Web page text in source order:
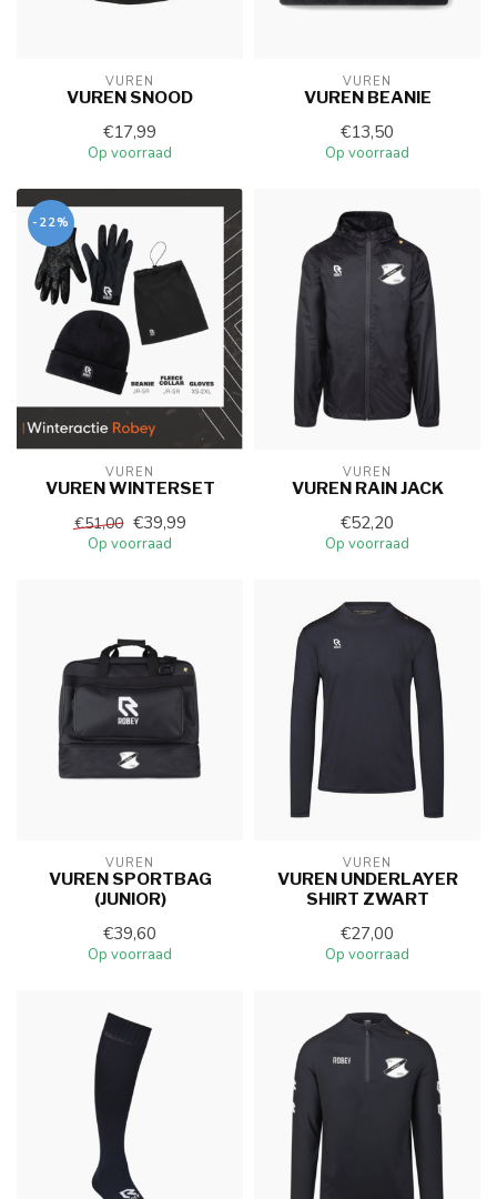
VUREN
VUREN SNOOD
€17,99
Op voorraad
VUREN
VUREN BEANIE
€13,50
Op voorraad
-22%
VUREN
VUREN WINTERSET
€51,00 €39,99
Op voorraad
VUREN
VUREN RAIN JACK
€52,20
Op voorraad
VUREN
VUREN SPORTBAG
(JUNIOR)
€39,60
Op voorraad
VUREN
VUREN UNDERLAYER
SHIRT ZWART
€27,00
Op voorraad